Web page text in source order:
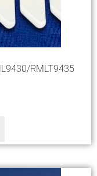
RMLT9435